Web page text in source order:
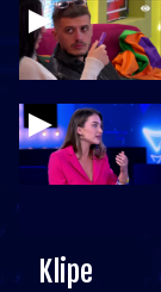
Klipe